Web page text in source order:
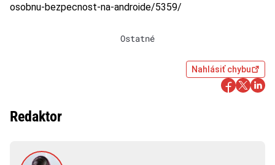
osobnu-bezpecnost-na-androide/5359/
Ostatné
Nahlásiť chybu
Redaktor